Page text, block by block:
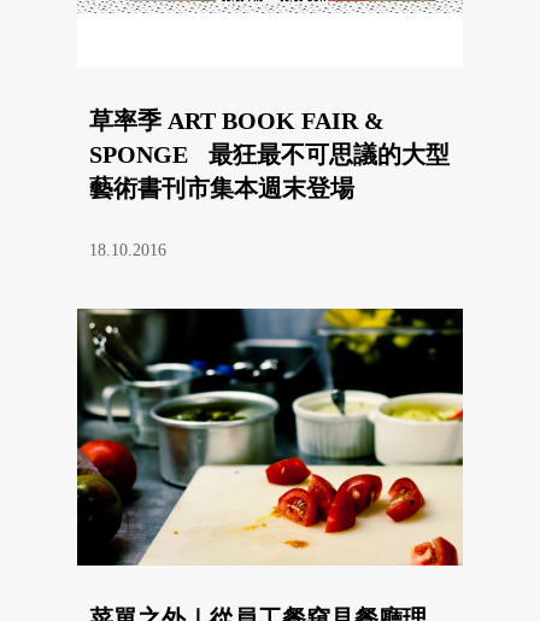
草率季 ART BOOK FAIR &
SPONGE 最狂最不可思議的大型
藝術書刊市集本週末登場
18.10.2016